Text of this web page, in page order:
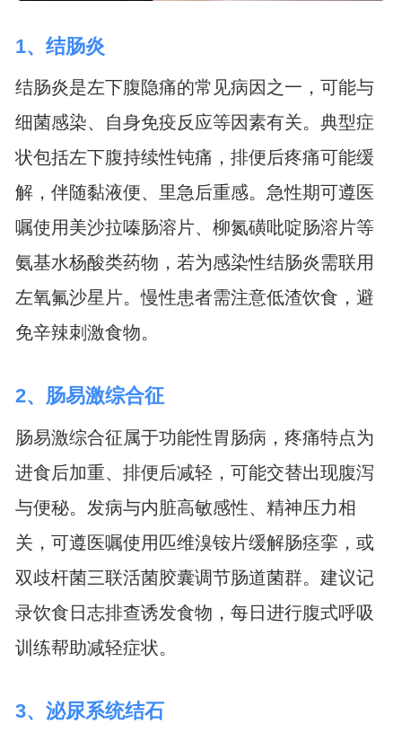
1、结肠炎
结肠炎是左下腹隐痛的常见病因之一，可能与
细菌感染、自身免疫反应等因素有关。典型症
状包括左下腹持续性钝痛，排便后疼痛可能缓
解，伴随黏液便、里急后重感。急性期可遵医
嘱使用美沙拉嗪肠溶片、柳氮磺吡啶肠溶片等
氨基水杨酸类药物，若为感染性结肠炎需联用
左氧氟沙星片。慢性患者需注意低渣饮食，避
免辛辣刺激食物。
2、肠易激综合征
肠易激综合征属于功能性胃肠病，疼痛特点为
进食后加重、排便后减轻，可能交替出现腹泻
与便秘。发病与内脏高敏感性、精神压力相
关，可遵医嘱使用匹维溴铵片缓解肠痉挛，或
双歧杆菌三联活菌胶囊调节肠道菌群。建议记
录饮食日志排查诱发食物，每日进行腹式呼吸
训练帮助减轻症状。
3、泌尿系统结石